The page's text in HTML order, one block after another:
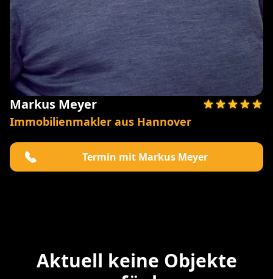
Markus Meyer
Immobilienmakler aus Hannover
Termin mit Markus Meyer
Aktuell keine Objekte